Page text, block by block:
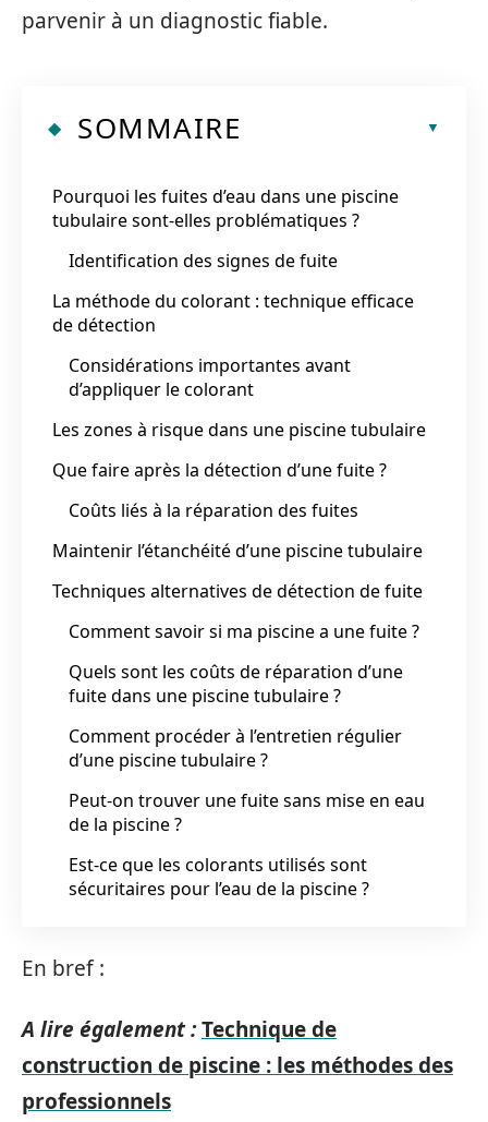
parvenir à un diagnostic fiable.
SOMMAIRE
Pourquoi les fuites d’eau dans une piscine
tubulaire sont-elles problématiques ?
Identification des signes de fuite
La méthode du colorant : technique efficace
de détection
Considérations importantes avant
d’appliquer le colorant
Les zones à risque dans une piscine tubulaire
Que faire après la détection d’une fuite ?
Coûts liés à la réparation des fuites
Maintenir l’étanchéité d’une piscine tubulaire
Techniques alternatives de détection de fuite
Comment savoir si ma piscine a une fuite ?
Quels sont les coûts de réparation d’une
fuite dans une piscine tubulaire ?
Comment procéder à l’entretien régulier
d’une piscine tubulaire ?
Peut-on trouver une fuite sans mise en eau
de la piscine ?
Est-ce que les colorants utilisés sont
sécuritaires pour l’eau de la piscine ?
En bref :
A lire également :Technique de
construction de piscine : les méthodes des
professionnels